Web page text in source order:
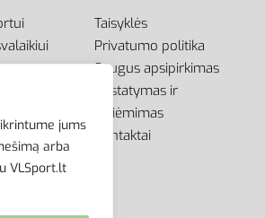
jums
arba
VLSport.lt
Taisyklės
Privatumo politika
Saugus apsipirkimas
Pristatymas ir
atsiėmimas
Kontaktai